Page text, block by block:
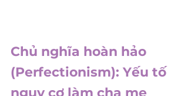
Chủ nghĩa hoàn hảo
(Perfectionism): Yếu tố
nguy cơ làm cha mẹ